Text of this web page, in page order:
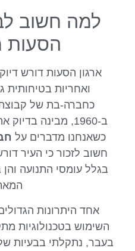
למה חשוב
הסעות
ארגון הסעות דורש
ואחריות בטיחותית
כחברה-בת של
ב-1960, מבינה
כשאנחנו מדברים על
חשוב לזכור כי העיר
בגלל עומסי התנועה
אחד היתרונות
השימוש בטכנולוגיות
בעבר, נתקלתי בבעיות